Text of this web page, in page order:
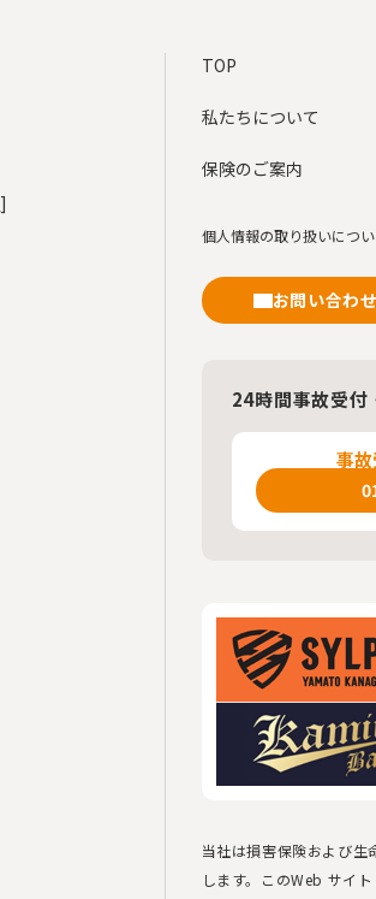
]
TOP
私たちについて
保険のご案内
個人情報の取り扱いにつ
お問い合わせ
24時間事故受付
事
当社は損害保険および生
します。このWeb サイ